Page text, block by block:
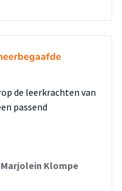
de leerkrachten van
passend
Klompe